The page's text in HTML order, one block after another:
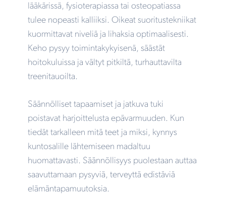
lääkärissä, fysioterapiassa tai osteopatiassa
tulee nopeasti kalliiksi. Oikeat suoritustekniikat
kuormittavat niveliä ja lihaksia optimaalisesti.
Keho pysyy toimintakykyisenä, säästät
hoitokuluissa ja vältyt pitkiltä, turhauttavilta
treenitauoilta.
Säännölliset tapaamiset ja jatkuva tuki
poistavat harjoittelusta epävarmuuden. Kun
tiedät tarkalleen mitä teet ja miksi, kynnys
kuntosalille lähtemiseen madaltuu
huomattavasti. Säännöllisyys puolestaan auttaa
saavuttamaan pysyviä, terveyttä edistäviä
elämäntapamuutoksia.